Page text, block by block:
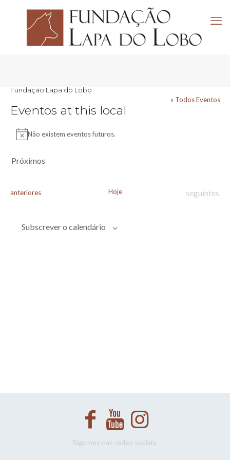
Fundação Lapa do Lobo
« Todos Eventos
Eventos at this local
AvisoNão existem eventos futuros.
Próximos
data.
Eventos
anteriores Hoje Eventos
seguintes
Subscrever o calendário
Siga-nos nas redes sociais.